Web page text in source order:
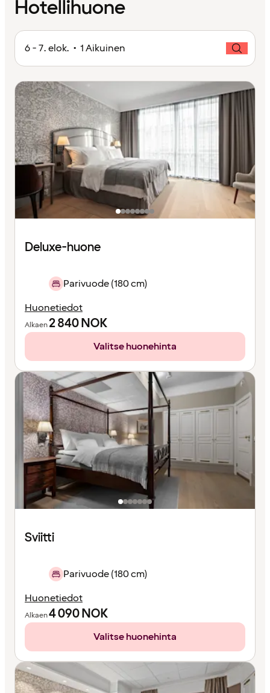
Hotellihuone
6 - 7. elok. • 1 Aikuinen
Deluxe-huone
Parivuode (180 cm)
Huonetiedot
Alkaen2 840NOK
Valitse huonehinta
Sviitti
Parivuode (180 cm)
Huonetiedot
Alkaen4 090NOK
Valitse huonehinta